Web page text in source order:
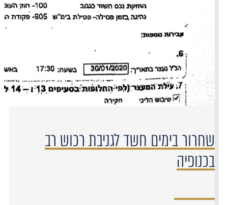
שחרור בימים חשד לגניבת רכוש רב
בכנופיה